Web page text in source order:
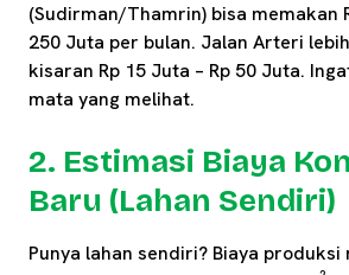
(Sudirman/Thamrin) bisa memakan
250 Juta per bulan. Jalan Arteri
kisaran Rp 15 Juta – Rp 50 Juta.
mata yang melihat.
2. Estimasi Biaya
Baru (Lahan Sendiri)
Punya lahan sendiri? Biaya